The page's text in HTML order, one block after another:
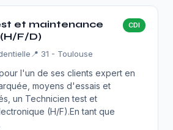
et maintenance
F/D)
CDI
📍 31 - Toulouse
l'un de ses clients expert en
moyens d'essais et
un Technicien test et
(H/F).En tant que